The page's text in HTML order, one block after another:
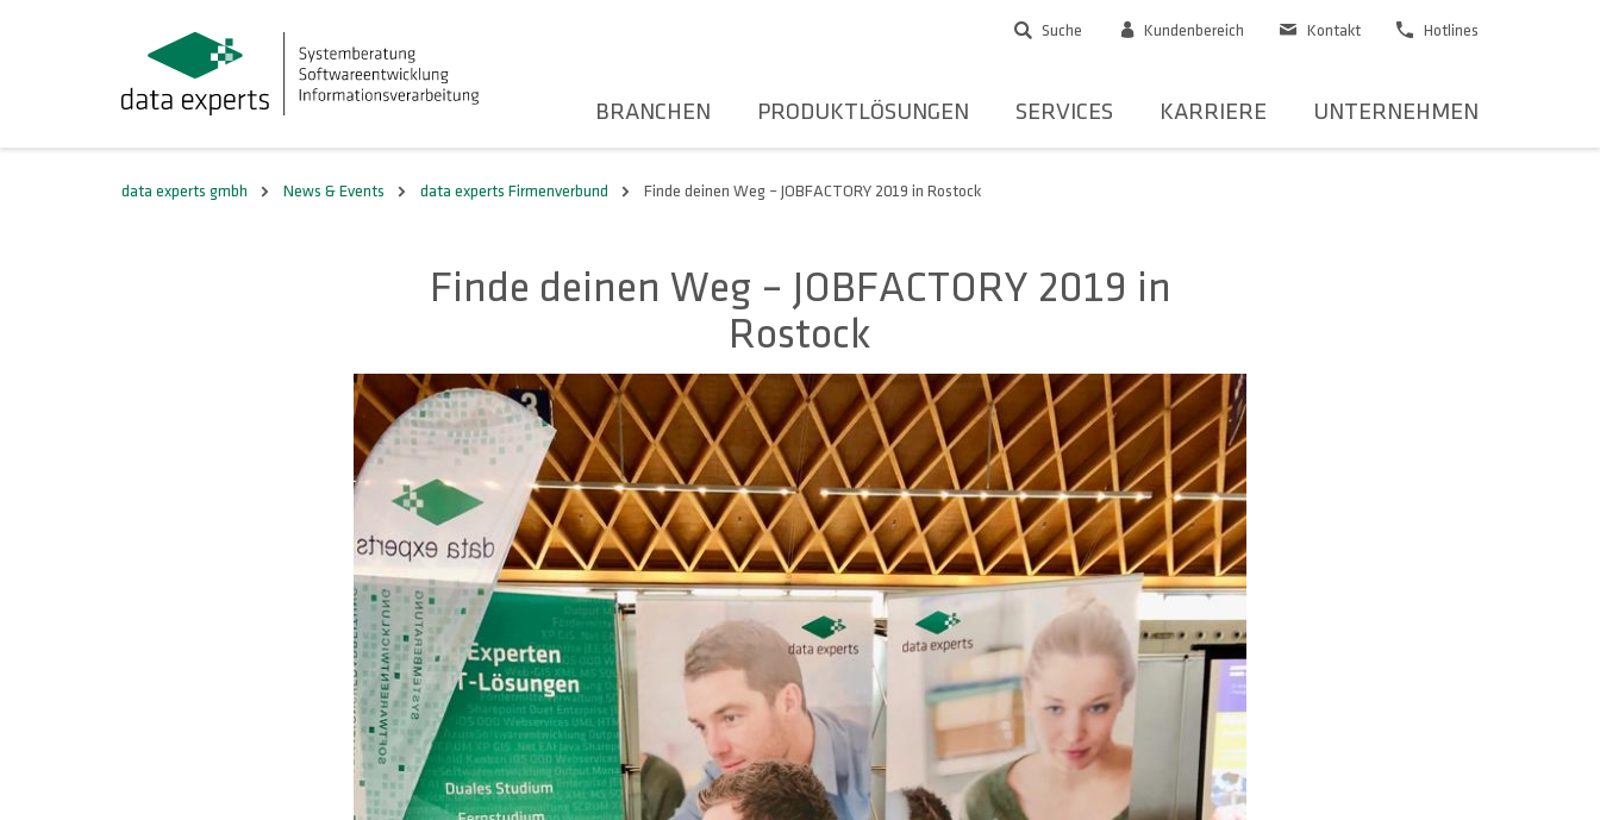
BRANCHEN PRODUKTLÖSUNGEN SERVICES KARRIERE UNTERNEHMEN
Kundenbereich Kontakt Hotlines
Suche
data experts gmbh News & Events data experts Firmenverbund Finde deinen Weg – JOBFACTORY 2019 in Rostock
Finde deinen Weg – JOBFACTORY 2019 in
Rostock